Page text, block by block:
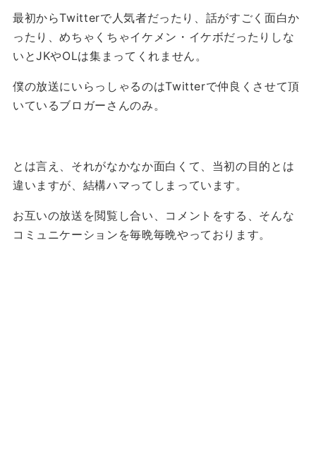
最初からTwitterで人気者だったり、話がすごく面白か
ったり、めちゃくちゃイケメン・イケボだったりしな
いとJKやOLは集まってくれません。
僕の放送にいらっしゃるのはTwitterで仲良くさせて頂
いているブロガーさんのみ。
とは言え、それがなかなか面白くて、当初の目的とは
違いますが、結構ハマってしまっています。
お互いの放送を閲覧し合い、コメントをする、そんな
コミュニケーションを毎晩毎晩やっております。